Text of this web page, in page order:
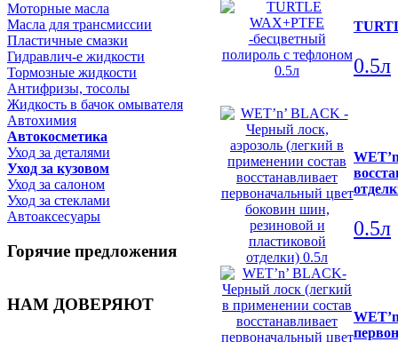
Моторные масла
Масла для трансмиссии
Пластичные смазки
Гидравлич-е жидкости
Тормозные жидкости
Антифризы, тосолы
Жидкость в бачок омывателя
Автохимия
Автокосметика
Уход за деталями
Уход за кузовом
Уход за салоном
Уход за стеклами
Автоаксесуары
Горячие предложения
НАМ ДОВЕРЯЮТ
0.5л
0.5л